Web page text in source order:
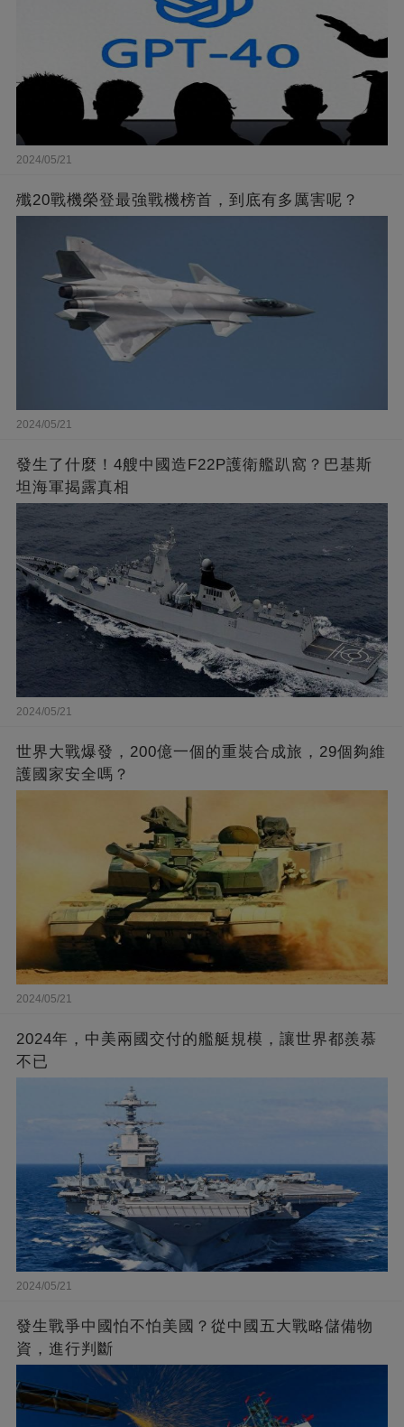
2024/05/21
殲20戰機榮登最強戰機榜首，到底有多厲害呢？
2024/05/21
發生了什麼！4艘中國造F22P護衛艦趴窩？巴基斯
坦海軍揭露真相
2024/05/21
世界大戰爆發，200億一個的重裝合成旅，29個夠維
護國家安全嗎？
2024/05/21
2024年，中美兩國交付的艦艇規模，讓世界都羨慕
不已
2024/05/21
發生戰爭中國怕不怕美國？從中國五大戰略儲備物
資，進行判斷